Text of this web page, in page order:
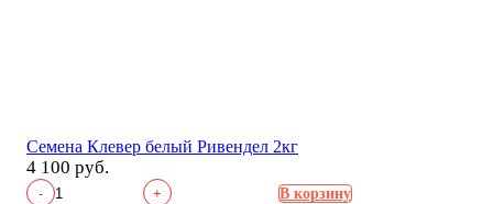
Семена Клевер белый Ривендел 2кг
4 100 руб.
- + В корзину